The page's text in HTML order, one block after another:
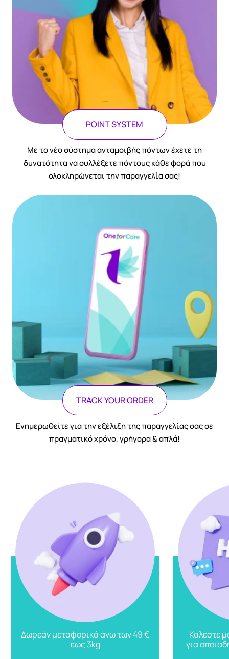
POINT SYSTEM
Με το νέο σύστημα ανταμοιβής πόντων έχετε τη
δυνατότητα να συλλέξετε πόντους κάθε φορά που
ολοκληρώνεται την παραγγελία σας!
TRACK YOUR ORDER
Ενημερωθείτε για την εξέλιξη της παραγγελίας σας σε
πραγματικό χρόνο, γρήγορα & απλά!
Δωρεάν μεταφορικά άνω των 49 €
εώς 3kg
Καλέστε
για